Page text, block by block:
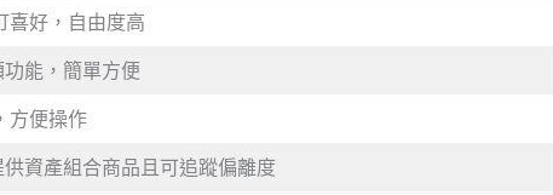
喜好，自由度高
能，簡單方便
方便操作
資產組合商品且可追蹤偏離度